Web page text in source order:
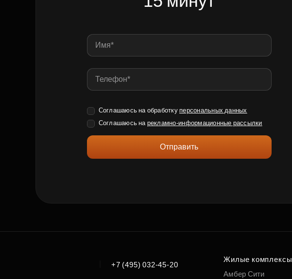
Соглашаюсь на обработку персональных данных
Соглашаюсь на рекламно-информационные рассылки
Отправить
+7 (495) 032-45-20
Жилые комплексы
Амбер Сити